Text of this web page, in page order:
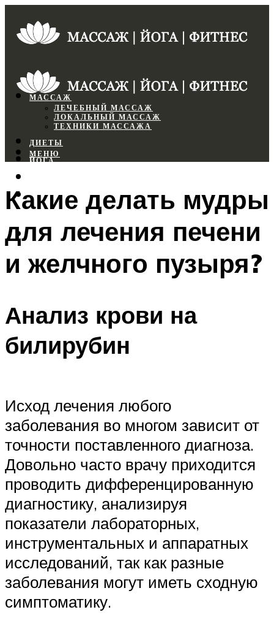
МАССАЖ
ЛЕЧЕБНЫЙ МАССАЖ
ЛОКАЛЬНЫЙ МАССАЖ
ТЕХНИКИ МАССАЖА
ДИЕТЫ
ЙОГА
ФИТНЕС
МЕНЮ
МЕНЮ
Какие делать мудры
для лечения печени
и желчного пузыря?
Анализ крови на
билирубин
Исход лечения любого
заболевания во многом зависит от
точности поставленного диагноза.
Довольно часто врачу приходится
проводить дифференцированную
диагностику, анализируя
показатели лабораторных,
инструментальных и аппаратных
исследований, так как разные
заболевания могут иметь сходную
симптоматику.